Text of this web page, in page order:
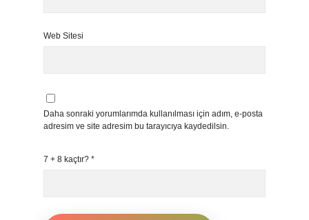
Web Sitesi
Daha sonraki yorumlarımda kullanılması için adım, e-posta
adresim ve site adresim bu tarayıcıya kaydedilsin.
7 + 8 kaçtır? *